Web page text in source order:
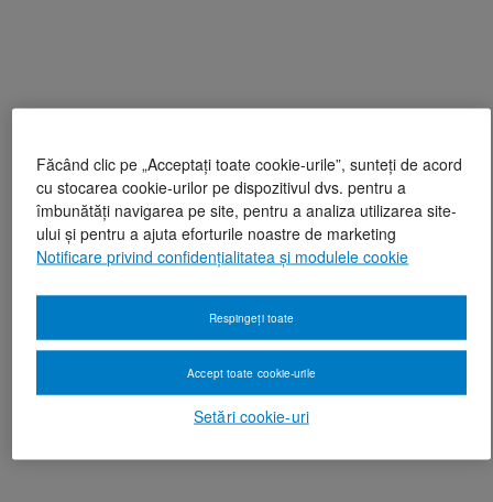
Făcând clic pe „Acceptați toate cookie-urile”, sunteți de acord
cu stocarea cookie-urilor pe dispozitivul dvs. pentru a
îmbunătăți navigarea pe site, pentru a analiza utilizarea site-
ului și pentru a ajuta eforturile noastre de marketing
Notificare privind confidențialitatea și modulele cookie
Setări cookie-uri
Respingeți toate
Accept toate cookie-urile